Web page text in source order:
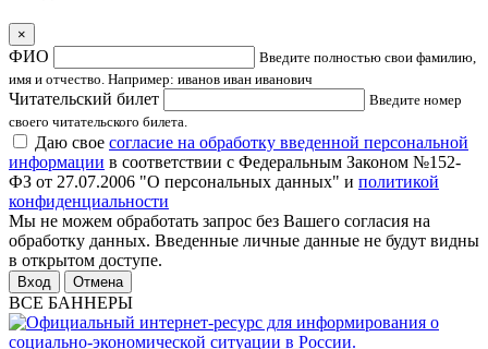
×
ФИО
Введите полностью свои фамилию,
имя и отчество. Например: иванов иван иванович
Читательский билет
Введите номер
своего читательского билета.
Даю свое согласие на обработку введенной персональной
информации в соответствии с Федеральным Законом №152-
ФЗ от 27.07.2006 "О персональных данных" и политикой
конфиденциальности
Мы не можем обработать запрос без Вашего согласия на
обработку данных. Введенные личные данные не будут видны
в открытом доступе.
Отмена
ВСЕ БАННЕРЫ